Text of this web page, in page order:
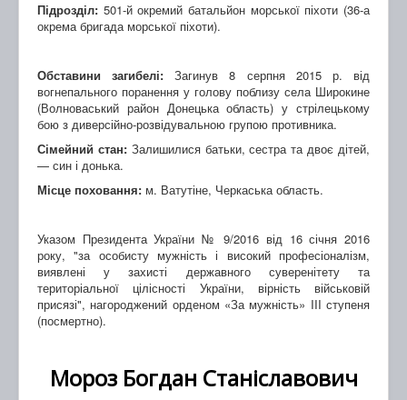
Підрозділ: 501-й окремий батальйон морської піхоти (36-а
окрема бригада морської піхоти).
Обставини загибелі: Загинув 8 серпня 2015 р. від
вогнепального поранення у голову поблизу села Широкине
(Волноваський район Донецька область) у стрілецькому
бою з диверсійно-розвідувальною групою противника.
Сімейний стан:Залишилися батьки, сестра та двоє дітей,
— син і донька.
Місце поховання: м. Ватутіне, Черкаська область.
Указом Президента України № 9/2016 від 16 січня 2016
року, "за особисту мужність і високий професіоналізм,
виявлені у захисті державного суверенітету та
територіальної цілісності України, вірність військовій
присязі", нагороджений орденом «За мужність» III ступеня
(посмертно).
Мороз Богдан Станіславович